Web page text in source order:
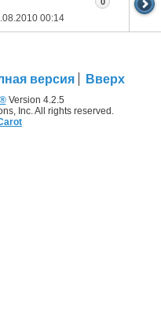
00:14
версия Вверх
Version 4.2.5
Inc. All rights reserved.